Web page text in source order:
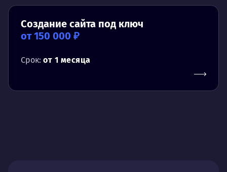
Создание сайта под ключ
от 150 000 ₽
Срок: от 1 месяца